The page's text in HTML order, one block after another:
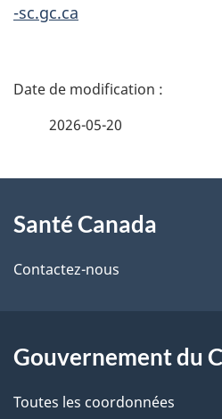
-sc.gc.ca
D
i
l
d
e
2026-05-20
propos
de
site
Santé Canada
Contactez-nous
Gouvernement du
Toutes les coordonnées